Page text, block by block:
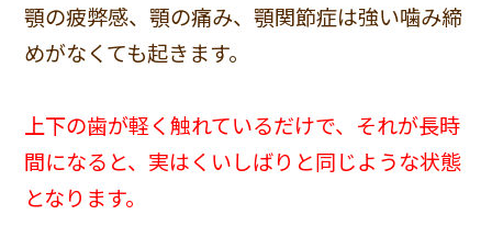
顎の疲弊感、顎の痛み、顎関節症は強い噛み締
めがなくても起きます。
上下の歯が軽く触れているだけで、それが長時
間になると、実はくいしばりと同じような状態
となります。